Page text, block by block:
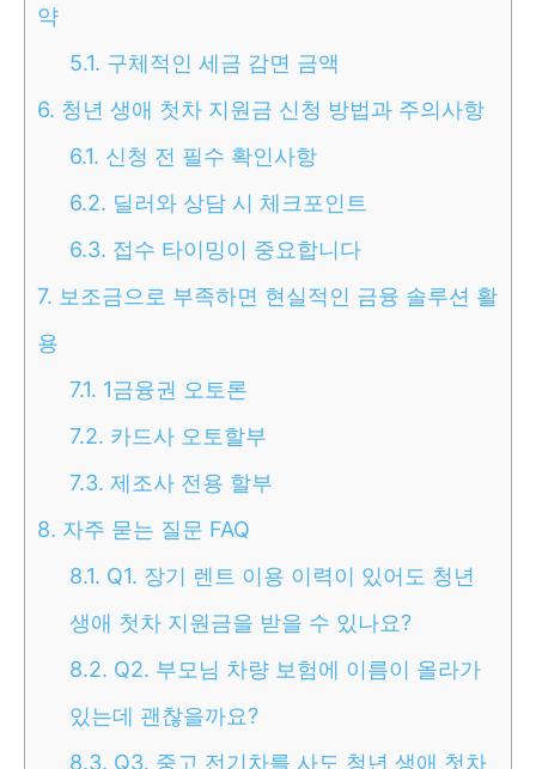
약
5.1. 구체적인 세금 감면 금액
6. 청년 생애 첫차 지원금 신청 방법과 주의사항
6.1. 신청 전 필수 확인사항
6.2. 딜러와 상담 시 체크포인트
6.3. 접수 타이밍이 중요합니다
7. 보조금으로 부족하면 현실적인 금융 솔루션 활
용
7.1. 1금융권 오토론
7.2. 카드사 오토할부
7.3. 제조사 전용 할부
8. 자주 묻는 질문 FAQ
8.1. Q1. 장기 렌트 이용 이력이 있어도 청년
생애 첫차 지원금을 받을 수 있나요?
8.2. Q2. 부모님 차량 보험에 이름이 올라가
있는데 괜찮을까요?
8.3. Q3. 중고 전기차를 사도 청년 생애 첫차